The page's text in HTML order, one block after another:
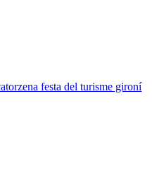
festa del turisme gironí